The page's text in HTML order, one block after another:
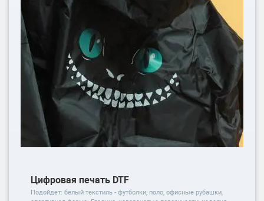
Цифровая печать DTF
Подойдет: белый текстиль - футболки, поло, офисные рубашки,